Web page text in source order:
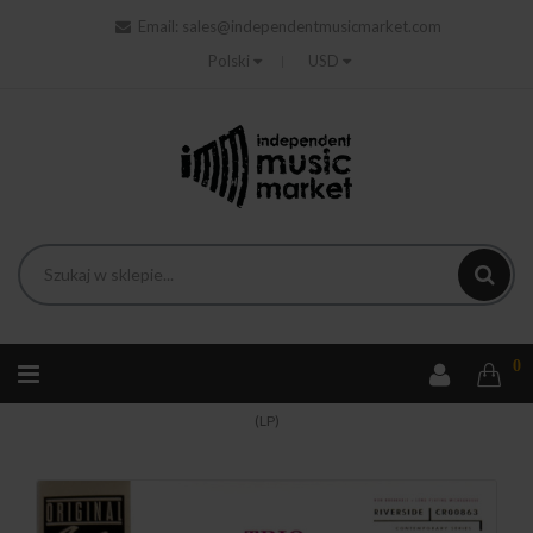
Email:
sales@independentmusicmarket.com
Polski
USD
0
Drew Kenny Trio - Kenny Drew Trio
(LP)